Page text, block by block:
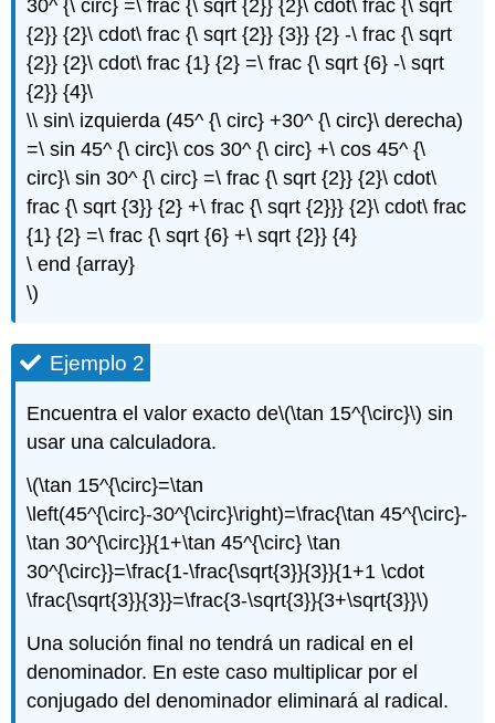
30^ {\ circ} =\ frac {\ sqrt {2}} {2}\ cdot\ frac {\ sqrt
{2}} {2}\ cdot\ frac {\ sqrt {2}} {3}} {2} -\ frac {\ sqrt
{2}} {2}\ cdot\ frac {1} {2} =\ frac {\ sqrt {6} -\ sqrt
{2}} {4}\
\\ sin\ izquierda (45^ {\ circ} +30^ {\ circ}\ derecha)
=\ sin 45^ {\ circ}\ cos 30^ {\ circ} +\ cos 45^ {\
circ}\ sin 30^ {\ circ} =\ frac {\ sqrt {2}} {2}\ cdot\
frac {\ sqrt {3}} {2} +\ frac {\ sqrt {2}}} {2}\ cdot\ frac
{1} {2} =\ frac {\ sqrt {6} +\ sqrt {2}} {4}
\ end {array}
\)
Ejemplo 2
Encuentra el valor exacto de\(\tan 15^{\circ}\) sin
usar una calculadora.
\(\tan 15^{\circ}=\tan
\left(45^{\circ}-30^{\circ}\right)=\frac{\tan 45^{\circ}-
\tan 30^{\circ}}{1+\tan 45^{\circ} \tan
30^{\circ}}=\frac{1-\frac{\sqrt{3}}{3}}{1+1 \cdot
\frac{\sqrt{3}}{3}}=\frac{3-\sqrt{3}}{3+\sqrt{3}}\)
Una solución final no tendrá un radical en el
denominador. En este caso multiplicar por el
conjugado del denominador eliminará al radical.